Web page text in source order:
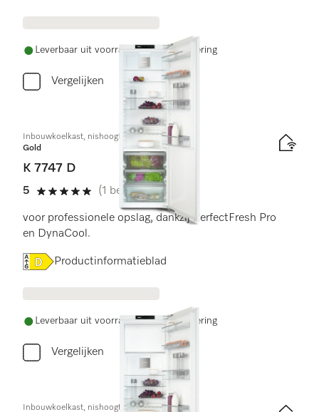
Leverbaar uit voorraad met gratis levering
Vergelijken
Inbouwkoelkast, nishoogte 178 cm
Gold
K 7747 D
5
5 sterren op 5
(1 beoordeling)
voor professionele opslag, dankzij PerfectFresh Pro
en DynaCool.
Online Label Flag, Energielabel
Productinformatieblad
Leverbaar uit voorraad met gratis levering
Vergelijken
Inbouwkoelkast, nishoogte 178 cm